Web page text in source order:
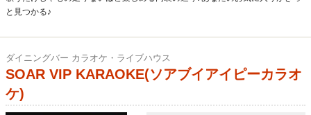
と見つかる♪
ダイニングバー カラオケ・ライブハウス
SOAR VIP KARAOKE(ソアブイアイピーカラオ
ケ)